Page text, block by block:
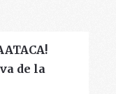
de la